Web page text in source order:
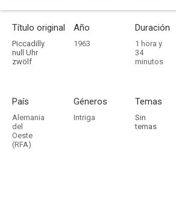
Título original
Piccadilly
null Uhr
zwölf
Año
1963
Duración
1 hora y
34
minutos
País
Alemania
del
Oeste
(RFA)
Géneros
Intriga
Temas
Sin
temas